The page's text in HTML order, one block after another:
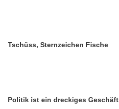
Tschüss, Sternzeichen Fische
Politik ist ein dreckiges Geschäft